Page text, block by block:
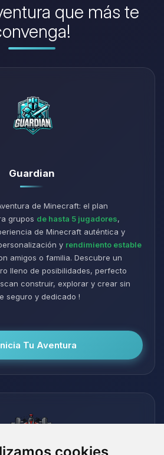
que más te
Guardian
de Minecraft: el plan
grupos de hasta 5 jugadores,
de Minecraft auténtica y
y rendimiento estable
amigos o familia. Descubre un
lleno de posibilidades, perfecto
construir, explorar y crear sin
seguro y dedicado !
Tu Aventura